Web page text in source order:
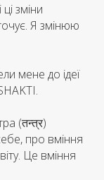
зміни
Я змінюю
мене до ідеї
(तन्त्र)
про вміння
Це вміння